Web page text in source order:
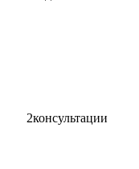
2консультации